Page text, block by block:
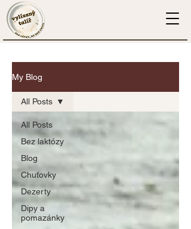
My Blog
All Posts
Bez laktózy
Blog
Chuťovky
Dezerty
Dipy a
pomazánky
All Posts